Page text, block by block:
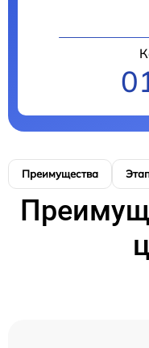
Преимущества